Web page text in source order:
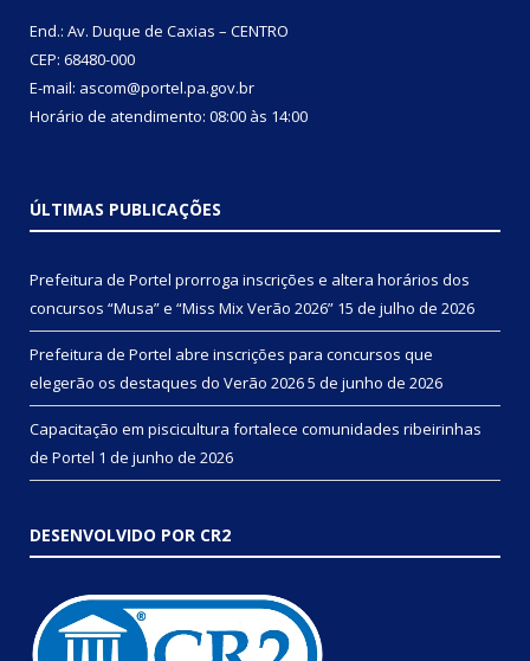
End.: Av. Duque de Caxias – CENTRO
CEP: 68480-000
E-mail: ascom@portel.pa.gov.br
Horário de atendimento: 08:00 às 14:00
ÚLTIMAS PUBLICAÇÕES
Prefeitura de Portel prorroga inscrições e altera horários dos
concursos “Musa” e “Miss Mix Verão 2026” 15 de julho de 2026
Prefeitura de Portel abre inscrições para concursos que
elegerão os destaques do Verão 20265 de junho de 2026
Capacitação em piscicultura fortalece comunidades ribeirinhas
de Portel 1 de junho de 2026
DESENVOLVIDO POR CR2